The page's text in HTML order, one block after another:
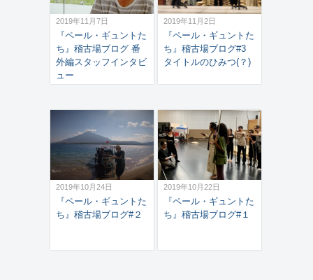
2019年11月7日
『ペール・ギュントた
ち』稽古場ブログ 番
外編スタッフインタビ
ュー
2019年11月2日
『ペール・ギュントた
ち』稽古場ブログ#3
タイトルのひみつ(？)
2019年10月24日
『ペール・ギュントた
ち』稽古場ブログ#２
2019年10月22日
『ペール・ギュントた
ち』稽古場ブログ#１